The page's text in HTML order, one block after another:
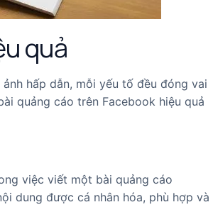
quả
hấp dẫn, mỗi yếu tố đều đóng vai
quảng cáo trên Facebook hiệu quả
việc viết một bài quảng cáo
dung được cá nhân hóa, phù hợp và